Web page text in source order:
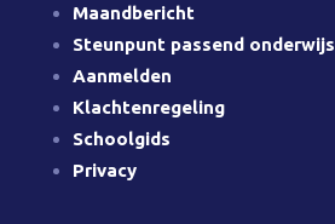
Maandbericht
Steunpunt passend onderwijs
Aanmelden
Klachtenregeling
Schoolgids
Privacy